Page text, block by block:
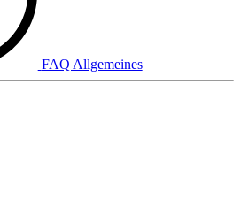
FAQ Allgemeines